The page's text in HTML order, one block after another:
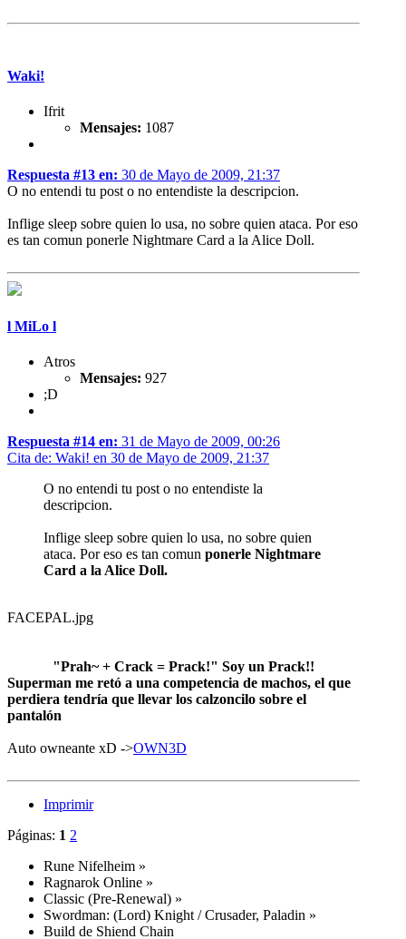
Waki!
Ifrit
Mensajes: 1087
Respuesta #13 en: 30 de Mayo de 2009, 21:37
O no entendi tu post o no entendiste la descripcion.
Inflige sleep sobre quien lo usa, no sobre quien ataca. Por eso
es tan comun ponerle Nightmare Card a la Alice Doll.
l MiLo l
Atros
Mensajes: 927
;D
Respuesta #14 en: 31 de Mayo de 2009, 00:26
Cita de: Waki! en 30 de Mayo de 2009, 21:37
O no entendi tu post o no entendiste la
descripcion.
Inflige sleep sobre quien lo usa, no sobre quien
ataca. Por eso es tan comun ponerle Nightmare
Card a la Alice Doll.
FACEPAL.jpg
"Prah~ + Crack = Prack!" Soy un Prack!!
Superman me retó a una competencia de machos, el que
perdiera tendría que llevar los calzoncilo sobre el
pantalón
Auto owneante xD ->OWN3D
Imprimir
Páginas: 1 2
Rune Nifelheim »
Ragnarok Online »
Classic (Pre-Renewal) »
Swordman: (Lord) Knight / Crusader, Paladin »
Build de Shiend Chain